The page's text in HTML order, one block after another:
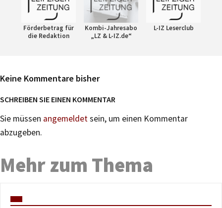
Förderbetrag für
die Redaktion
Kombi-Jahresabo
„LZ & L-IZ.de“
L-IZ Leserclub
Keine Kommentare bisher
SCHREIBEN SIE EINEN KOMMENTAR
Sie müssen angemeldetsein, um einen Kommentar
abzugeben.
Mehr zum Thema